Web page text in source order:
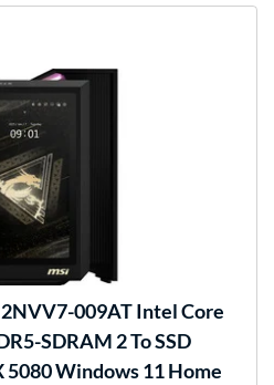
009AT Intel Core
SDRAM 2 To SSD
5080 Windows 11 Home